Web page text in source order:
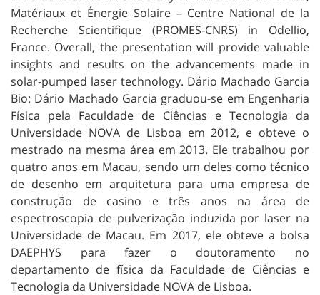
Matériaux et Énergie Solaire – Centre National de la
Recherche Scientifique (PROMES-CNRS) in Odellio,
France. Overall, the presentation will provide valuable
insights and results on the advancements made in
solar-pumped laser technology. Dário Machado Garcia
Bio: Dário Machado Garcia graduou-se em Engenharia
Física pela Faculdade de Ciências e Tecnologia da
Universidade NOVA de Lisboa em 2012, e obteve o
mestrado na mesma área em 2013. Ele trabalhou por
quatro anos em Macau, sendo um deles como técnico
de desenho em arquitetura para uma empresa de
construção de casino e três anos na área de
espectroscopia de pulverização induzida por laser na
Universidade de Macau. Em 2017, ele obteve a bolsa
DAEPHYS para fazer o doutoramento no
departamento de física da Faculdade de Ciências e
Tecnologia da Universidade NOVA de Lisboa.